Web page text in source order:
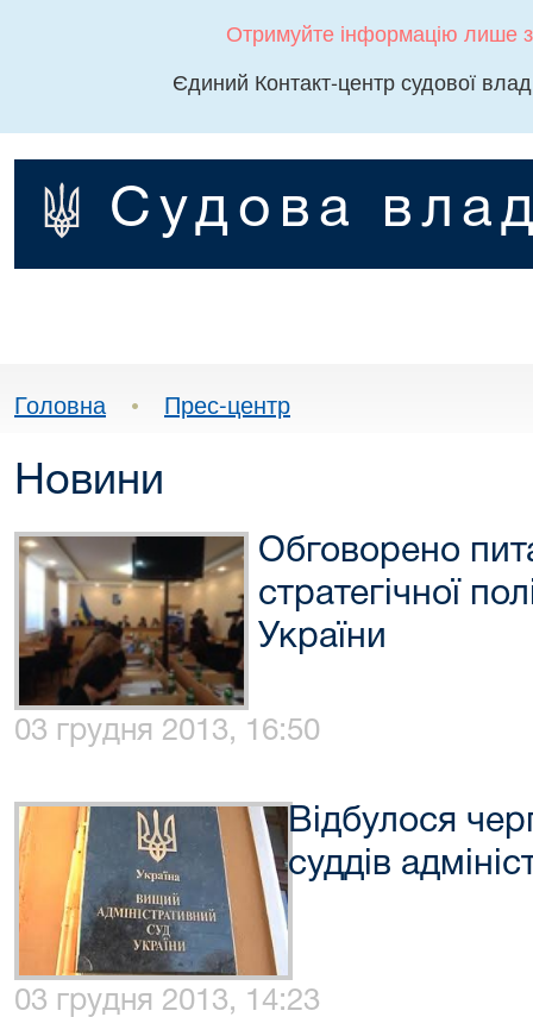
Отримуйте інформацію лише
Єдиний Контакт-центр судової
Судова
Головна • Прес-центр
Новини
Обговорено
стратегічної
України
03 грудня 2013, 16:50
Відбулося
суддів
03 грудня 2013, 14:23